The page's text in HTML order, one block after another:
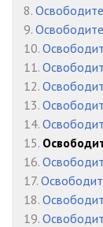
Глава 732
Глава 733
Глава 734
Глава 735
Глава 736
Глава 737
Глава 738
8.
9.
10.
11.
12.
13.
14.
15.
16.
17.
18.
19.